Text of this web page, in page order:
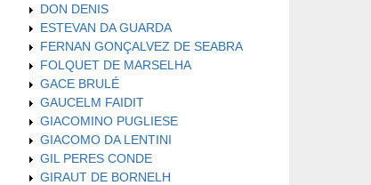
DON DENIS
ESTEVAN DA GUARDA
FERNAN GONÇALVEZ DE SEABRA
FOLQUET DE MARSELHA
GACE BRULÉ
GAUCELM FAIDIT
GIACOMINO PUGLIESE
GIACOMO DA LENTINI
GIL PERES CONDE
GIRAUT DE BORNELH